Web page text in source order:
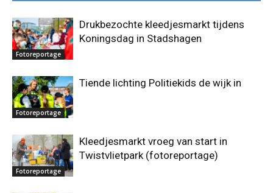
Fotoreportage
Drukbezochte kleedjesmarkt tijdens
Koningsdag in Stadshagen
Fotoreportage
Tiende lichting Politiekids de wijk in
Fotoreportage
Kleedjesmarkt vroeg van start in
Twistvlietpark (fotoreportage)